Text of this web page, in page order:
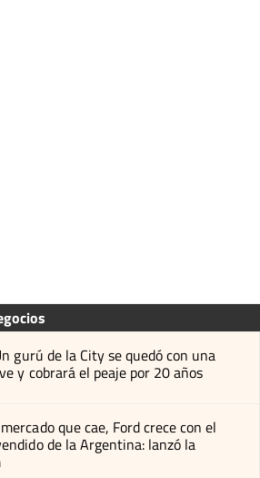
gurú de la City se quedó con una
y cobrará el peaje por 20 años
que cae, Ford crece con el
de la Argentina: lanzó la